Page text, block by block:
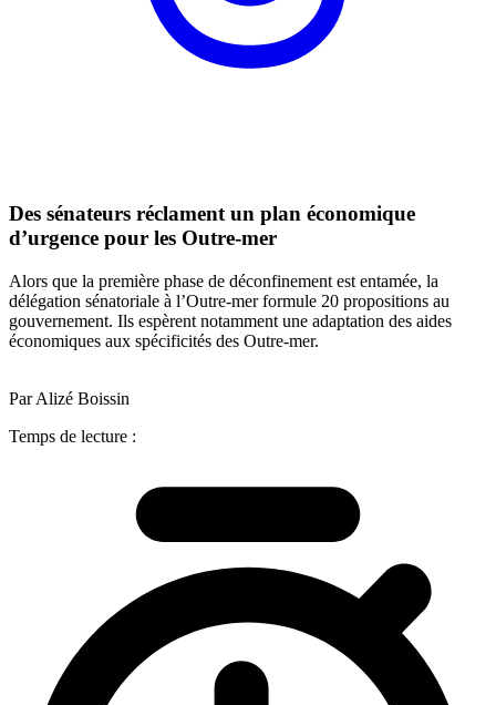
Des sénateurs réclament un plan économique
d’urgence pour les Outre-mer
Alors que la première phase de déconfinement est entamée, la
délégation sénatoriale à l’Outre-mer formule 20 propositions au
gouvernement. Ils espèrent notamment une adaptation des aides
économiques aux spécificités des Outre-mer.
Par Alizé Boissin
Temps de lecture :